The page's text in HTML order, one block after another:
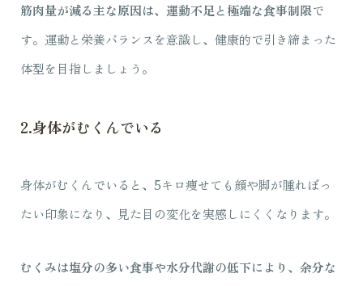
筋肉量が減る主な原因は、運動不足と極端な食事制限で
す。運動と栄養バランスを意識し、健康的で引き締まった
体型を目指しましょう。
2.身体がむくんでいる
身体がむくんでいると、5キロ痩せても顔や脚が腫れぼっ
たい印象になり、見た目の変化を実感しにくくなります。
むくみは塩分の多い食事や水分代謝の低下により、余分な